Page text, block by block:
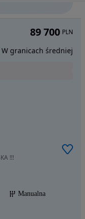
!!!
Manualna
89 700 PLN
W granicach średniej